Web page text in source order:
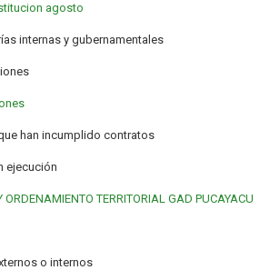
agosto
internas y gubernamentales
han incumplido contratos
ejecución
TERRITORIAL GAD PUCAYACU
o internos